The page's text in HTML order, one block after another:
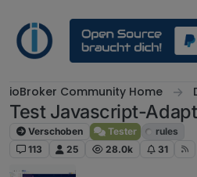
ioBroker Community Home
Test Javascript-
Verschoben Tester
rules
113
25 28.0k 31